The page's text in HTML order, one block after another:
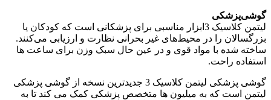
گوشی‌پزشکی
لیتمن کلاسیک 3ابزار مناسبی برای پزشکانی است که کودکان یا
بزرگسالان را در محیط‌های غیر بحرانی نظارت و ارزیابی می‌کنند.
ساخته شده با مواد قوی و در عین حال سبک وزن برای ساعت ها
استفاده راحت.
گوشی پزشکی لیتمن کلاسیک 3 جدیدترین نسخه از گوشی پزشکی
لیتمن است که به میلیون ها متخصص پزشکی کمک می کند تا به